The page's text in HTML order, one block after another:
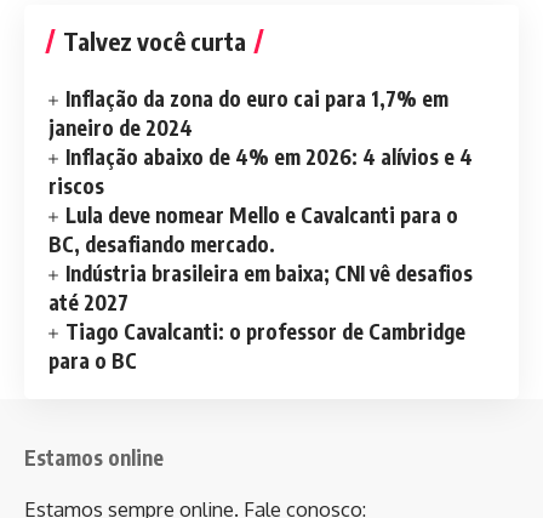
Talvez você curta
Inflação da zona do euro cai para 1,7% em
janeiro de 2024
Inflação abaixo de 4% em 2026: 4 alívios e 4
riscos
Lula deve nomear Mello e Cavalcanti para o
BC, desafiando mercado.
Indústria brasileira em baixa; CNI vê desafios
até 2027
Tiago Cavalcanti: o professor de Cambridge
para o BC
Estamos online
Estamos sempre online. Fale conosco: